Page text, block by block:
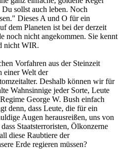
sollst auch leben. Noch
Dieses A und O für ein
dem Planeten ist bei der derzeit
noch nicht angekommen. Sie kennt
nicht WIR.
Vorfahren aus der Steinzeit
einer Welt der
Deshalb können wir für
Wahnsinnige jeder Sorte, Leute
George W. Bush einfach
denn, dass Leute, die für ein
Augen herausreißen, uns von
Staatsterroristen, Ölkonzerne
diese Raubtiere der
Erde regieren müssen?